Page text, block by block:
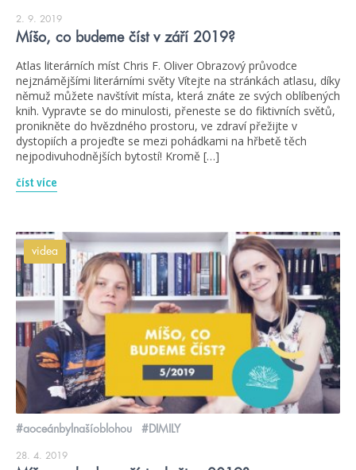
2. 9. 2019
Míšo, co budeme číst v září 2019?
Atlas literárních míst Chris F. Oliver Obrazový průvodce
nejznámějšími literárními světy Vítejte na stránkách atlasu, díky
němuž můžete navštívit místa, která znáte ze svých oblíbených
knih. Vypravte se do minulosti, přeneste se do fiktivních světů,
pronikněte do hvězdného prostoru, ve zdraví přežijte v
dystopiích a projeďte se mezi pohádkami na hřbetě těch
nejpodivuhodnějších bytostí! Kromě […]
číst více
videa
#aoceánbylnašíoblohou #DIMILY
28. 4. 2019